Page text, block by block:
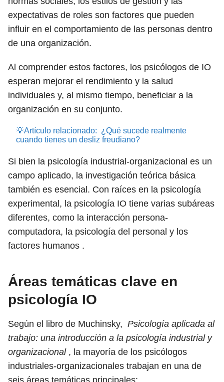
expectativas de roles son factores que pueden
influir en el comportamiento de las personas dentro
de una organización.
Al comprender estos factores, los psicólogos de IO
esperan mejorar el rendimiento y la salud
individuales y, al mismo tiempo, beneficiar a la
organización en su conjunto.
💡Artículo relacionado: ¿Qué sucede realmente
cuando tienes un desliz freudiano?
Si bien la psicología industrial-organizacional es un
campo aplicado, la investigación teórica básica
también es esencial. Con raíces en la psicología
experimental, la psicología IO tiene varias subáreas
diferentes, como la interacción persona-
computadora, la psicología del personal y los
factores humanos .
Áreas temáticas clave en
psicología IO
Según el libro de Muchinsky, Psicología aplicada al
trabajo: una introducción a la psicología industrial y
organizacional, la mayoría de los psicólogos
industriales-organizacionales trabajan en una de
seis áreas temáticas principales: